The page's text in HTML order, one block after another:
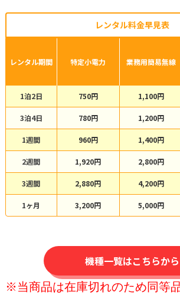
レンタル料金早見表
レンタル期間 特定小電力 業務用簡易無線
1泊2日 750円 1,100円
3泊4日 780円 1,200円
1週間 960円 1,400円
2週間 1,920円 2,800円
3週間 2,880円 4,200円
1ヶ月 3,200円 5,000円
機種一覧はこちらから
※当商品は在庫切れのため同等